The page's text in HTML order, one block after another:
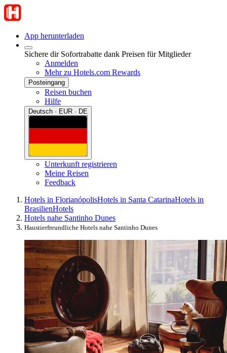
App herunterladen
Sichere dir Sofortrabatte dank Preisen für Mitglieder
Anmelden
Mehr zu Hotels.com Rewards
Posteingang
Reisen buchen
Hilfe
Deutsch · EUR · DE
Unterkunft registrieren
Meine Reisen
Feedback
Hotels in FlorianópolisHotels in Santa CatarinaHotels in
BrasilienHotels
Hotels nahe Santinho Dunes
Haustierfreundliche Hotels nahe Santinho Dunes